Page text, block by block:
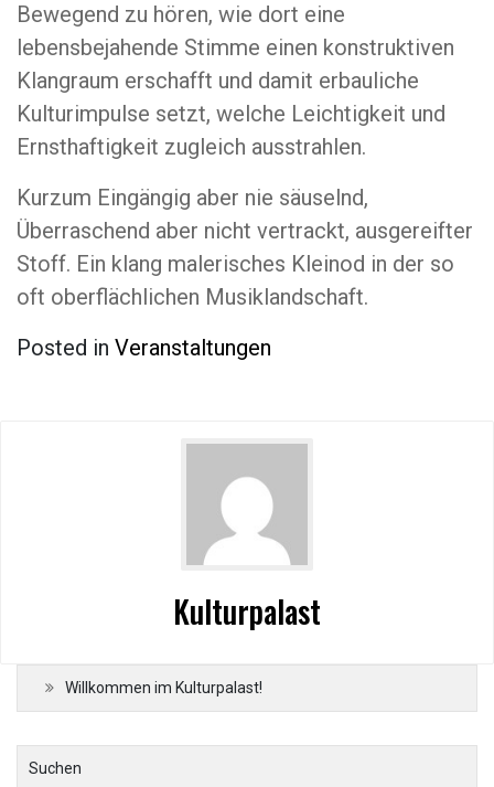
Bewegend zu hören, wie dort eine
lebensbejahende Stimme einen konstruktiven
Klangraum erschafft und damit erbauliche
Kulturimpulse setzt, welche Leichtigkeit und
Ernsthaftigkeit zugleich ausstrahlen.
Kurzum Eingängig aber nie säuselnd,
Überraschend aber nicht vertrackt, ausgereifter
Stoff. Ein klang malerisches Kleinod in der so
oft oberflächlichen Musiklandschaft.
Posted in Veranstaltungen
Kulturpalast
Willkommen im Kulturpalast!
Suchen